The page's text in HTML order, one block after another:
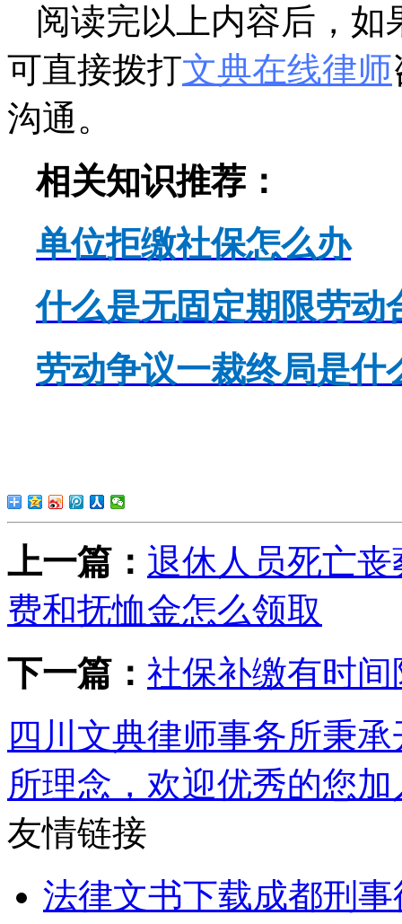
阅读完以上内容后，
可直接拨打文典在线律师
沟通。
相关知识推荐：
单位拒缴社保怎么办
什么是无固定期限劳动
劳动争议一裁终局是什
上一篇： 退休人员死亡丧
费和抚恤金怎么领取
下一篇： 社保补缴有时
四川文典律师事务所秉
所理念，欢迎优秀的您
友情链接
法律文书下载成都刑